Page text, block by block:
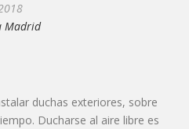
Madrid
duchas exteriores, sobre
Ducharse al aire libre es